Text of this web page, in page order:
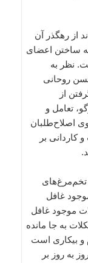
از رهگذر آن
ساختن اعضای
نظر به
روحانی
از
تعامل و
اصلاح‌طلبان
کاردانی بر
تخم‌مرغ‌های
غافل
موجود غافل
به جا مانده
و بیکاری است
به روز بر